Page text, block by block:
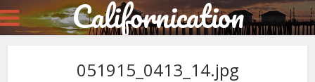
Californication
051915_0413_14.jpg